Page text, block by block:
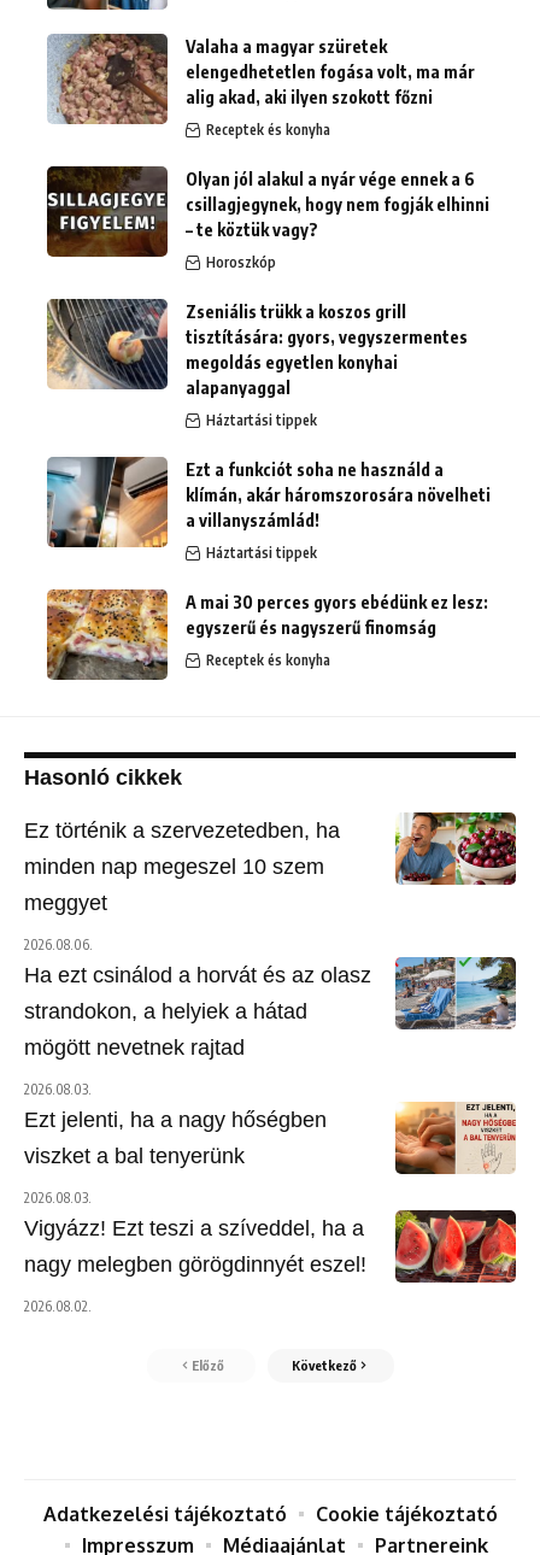
Valaha a magyar szüretek
elengedhetetlen fogása volt, ma már
alig akad, aki ilyen szokott főzni
Receptek és konyha
Olyan jól alakul a nyár vége ennek a 6
csillagjegynek, hogy nem fogják elhinni
– te köztük vagy?
Horoszkóp
Zseniális trükk a koszos grill
tisztítására: gyors, vegyszermentes
megoldás egyetlen konyhai
alapanyaggal
Háztartási tippek
Ezt a funkciót soha ne használd a
klímán, akár háromszorosára növelheti
a villanyszámlád!
Háztartási tippek
A mai 30 perces gyors ebédünk ez lesz:
egyszerű és nagyszerű finomság
Receptek és konyha
Hasonló cikkek
Ez történik a szervezetedben, ha
minden nap megeszel 10 szem
meggyet
2026.08.06.
Ha ezt csinálod a horvát és az olasz
strandokon, a helyiek a hátad
mögött nevetnek rajtad
2026.08.03.
Ezt jelenti, ha a nagy hőségben
viszket a bal tenyerünk
2026.08.03.
Vigyázz! Ezt teszi a szíveddel, ha a
nagy melegben görögdinnyét eszel!
2026.08.02.
Előző Következő
Adatkezelési tájékoztató
Cookie tájékoztató
Impresszum
Médiaajánlat Partnereink